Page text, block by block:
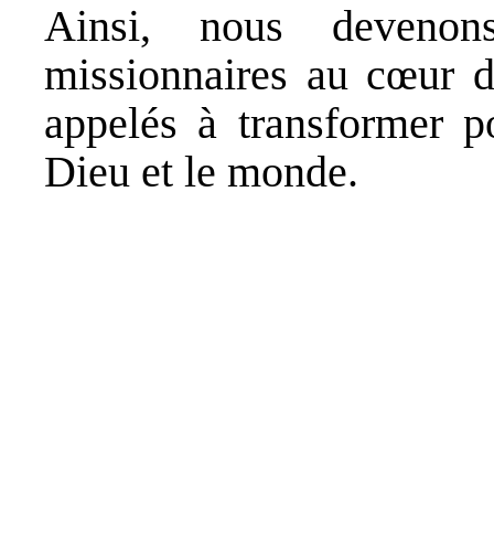
Ainsi, nous
missionnaires au cœur
appelés à transformer
Dieu et le monde.